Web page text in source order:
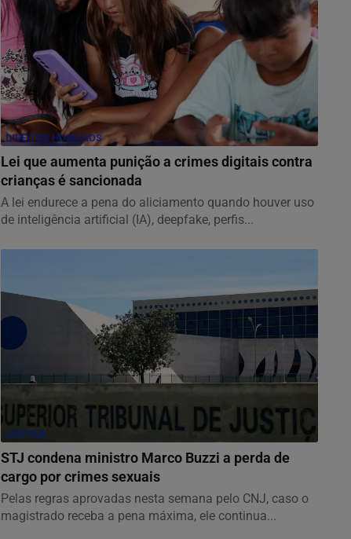
DIREITOS HUMANOS
Lei que aumenta punição a crimes digitais contra
crianças é sancionada
A lei endurece a pena do aliciamento quando houver uso
de inteligência artificial (IA), deepfake, perfis...
JUSTIÇA
STJ condena ministro Marco Buzzi a perda de
cargo por crimes sexuais
Pelas regras aprovadas nesta semana pelo CNJ, caso o
magistrado receba a pena máxima, ele continua...